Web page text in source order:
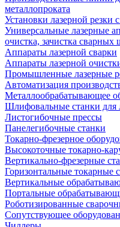
металлопроката
Установки лазерной резки
Универсальные лазерные
очистка, зачистка сварных
Аппараты лазерной сварки
Аппараты лазерной
Промышленные лазерные
Автоматизация
Металлообрабатывающее
Шлифовальные станки для
Листогибочные прессы
Панелегибочные станки
Токарно-фрезерное
Высокоточные токарно-
Вертикально-фрезерные
Горизонтальные токарные
Вертикальные
Портальные
Роботизированные
Сопутствующее